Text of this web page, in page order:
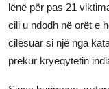
lënë për pas 21
cili u ndodh në orët e
cilësuar si një nga
prekur kryeqytetin